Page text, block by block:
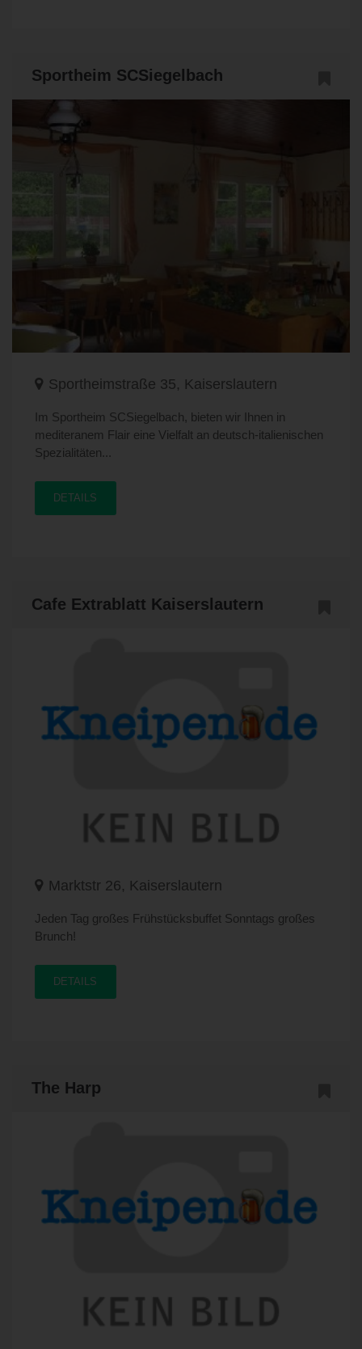
Sportheim SCSiegelbach
Sportheimstraße 35, Kaiserslautern
Im Sportheim SCSiegelbach, bieten wir Ihnen in
mediteranem Flair eine Vielfalt an deutsch-italienischen
Spezialitäten...
DETAILS
Cafe Extrablatt Kaiserslautern
Marktstr 26, Kaiserslautern
Jeden Tag großes Frühstücksbuffet Sonntags großes
Brunch!
DETAILS
The Harp